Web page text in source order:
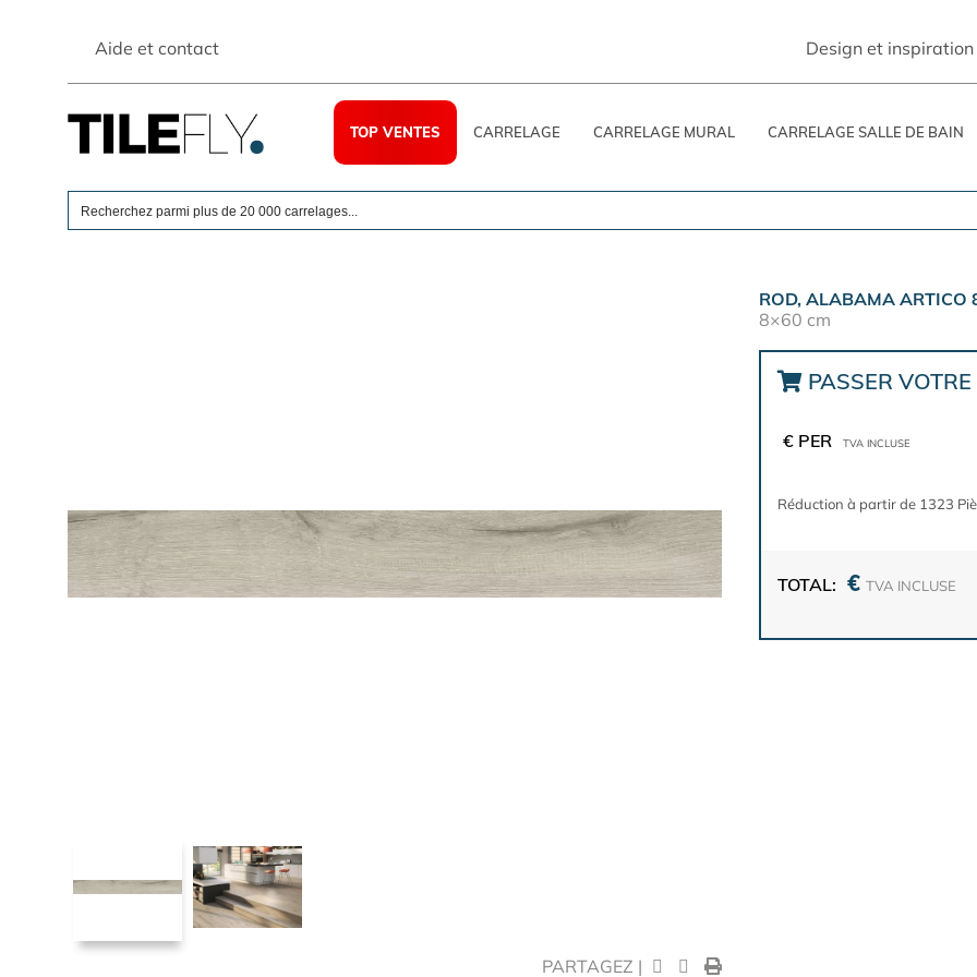
Aide et contact Design et inspiration
TOP VENTES CARRELAGE CARRELAGE MURAL CARRELAGE SALLE DE BAIN
PARTAGEZ |
ROD, ALABAMA ARTICO
8×60 cm
PASSER
€ PER TVA INCLUSE
Réduction à partir de 1323
TOTAL: € TVA INCLUSE